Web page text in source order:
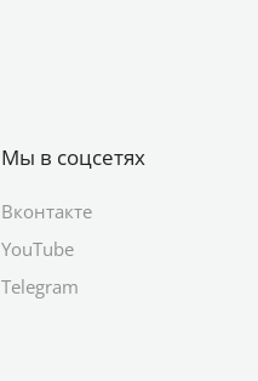
Мы в соцсетях
Вконтакте
YouTube
Telegram